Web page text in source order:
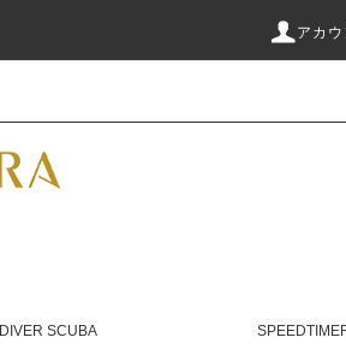
アカウ
DIVER SCUBA